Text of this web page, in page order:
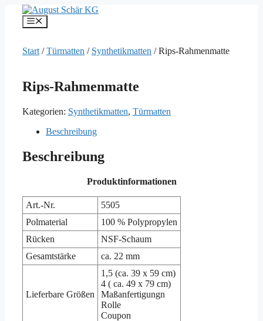
Inhalt
springen
Menü
Start /Türmatten / Synthetikmatten / Rips-Rahmenmatte
Rips-Rahmenmatte
Kategorien: Synthetikmatten, Türmatten
Beschreibung
Beschreibung
Produktinformationen
Art.-Nr.
5505
Polmaterial
100 % Polypropylen
Rücken
NSF-Schaum
Gesamtstärke
ca. 22 mm
Lieferbare Größen
1,5 (ca. 39 x 59 cm)
4 ( ca. 49 x 79 cm)
Maßanfertigungn
Rolle
Coupon